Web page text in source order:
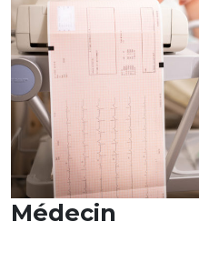
Médecin